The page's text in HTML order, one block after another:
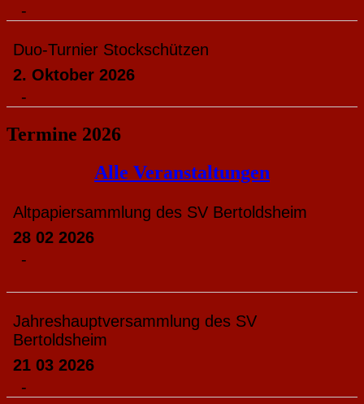
-
Duo-Turnier Stockschützen
2. Oktober 2026
-
Termine 2026
Alle Veranstaltungen
Altpapiersammlung des SV Bertoldsheim
28 02 2026
-
Jahreshauptversammlung des SV
Bertoldsheim
21 03 2026
-